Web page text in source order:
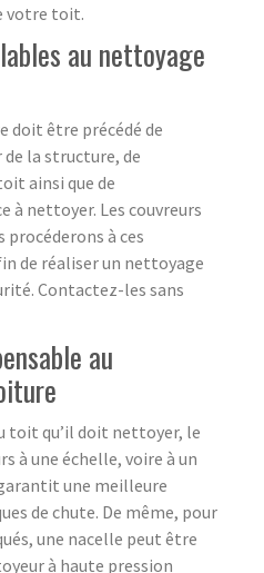
votre toit.
au nettoyage
doit être précédé de
la structure, de
ainsi que de
à nettoyer. Les couvreurs
procéderons à ces
de réaliser un nettoyage
Contactez-les sans
au
toit qu’il doit nettoyer, le
à une échelle, voire à un
une meilleure
de chute. De même, pour
une nacelle peut être
à haute pression